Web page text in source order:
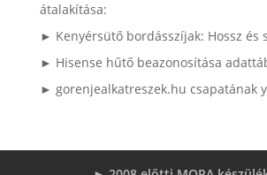
átalakítása:
► Kenyérsütő bordásszíjak: Hossz és
► Hisense hűtő beazonosítása
► gorenjealkatreszek.hu csapatának